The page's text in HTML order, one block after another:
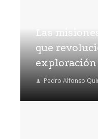
Las
que
exploración
Pedro Alfonso